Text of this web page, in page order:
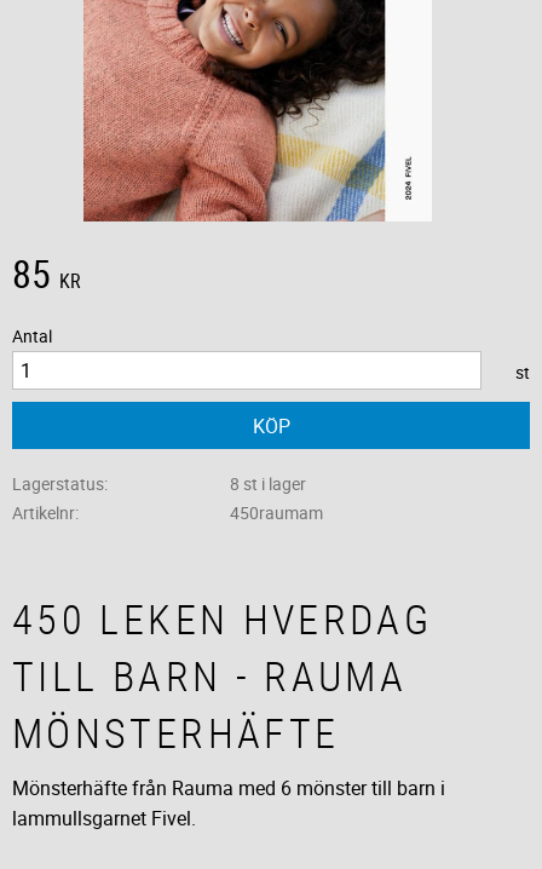
85 KR
Antal
st
KÖP
Lagerstatus
8 st i lager
Artikelnr
450raumam
450 LEKEN HVERDAG
TILL BARN - RAUMA
MÖNSTERHÄFTE
Mönsterhäfte från Rauma med 6 mönster till barn i
lammullsgarnet Fivel.